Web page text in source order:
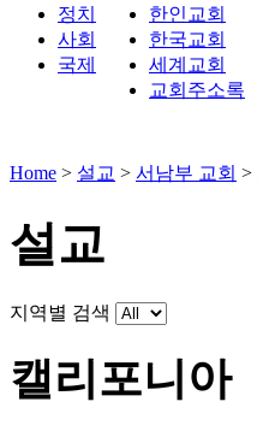
정치
사회
국제
한인교회
한국교회
세계교회
교회주소록
Home > 설교 > 서남부 교회 >
설교
지역별 검색
캘리포니아